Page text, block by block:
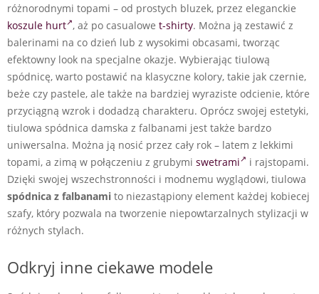
różnorodnymi topami – od prostych bluzek, przez eleganckie
koszule hurt , aż po casualowe t-shirty. Można ją zestawić z
balerinami na co dzień lub z wysokimi obcasami, tworząc
efektowny look na specjalne okazje. Wybierając tiulową
spódnicę, warto postawić na klasyczne kolory, takie jak czernie,
beże czy pastele, ale także na bardziej wyraziste odcienie, które
przyciągną wzrok i dodadzą charakteru. Oprócz swojej estetyki,
tiulowa spódnica damska z falbanami jest także bardzo
uniwersalna. Można ją nosić przez cały rok – latem z lekkimi
topami, a zimą w połączeniu z grubymi swetrami
i rajstopami.
Dzięki swojej wszechstronności i modnemu wyglądowi, tiulowa
spódnica z falbanami to niezastąpiony element każdej kobiecej
szafy, który pozwala na tworzenie niepowtarzalnych stylizacji w
różnych stylach.
Odkryj inne ciekawe modele